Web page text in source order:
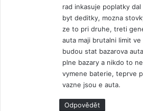
rad inkasuje poplatky
byt deditky, mozna
ze to pri druhe, treti
auta maji brutalni limit
budou stat bazarova
plne bazary a nikdo to
vymene baterie, teprve
vazne jsou e auta.
Odpovědět